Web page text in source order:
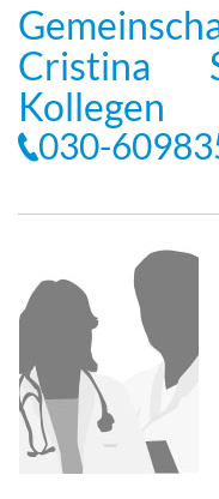
Cristina
Kollegen
030-